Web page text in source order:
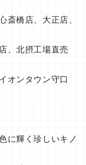
店、大正店、
摂工場直売
タウン守口
に輝く珍しいキノ